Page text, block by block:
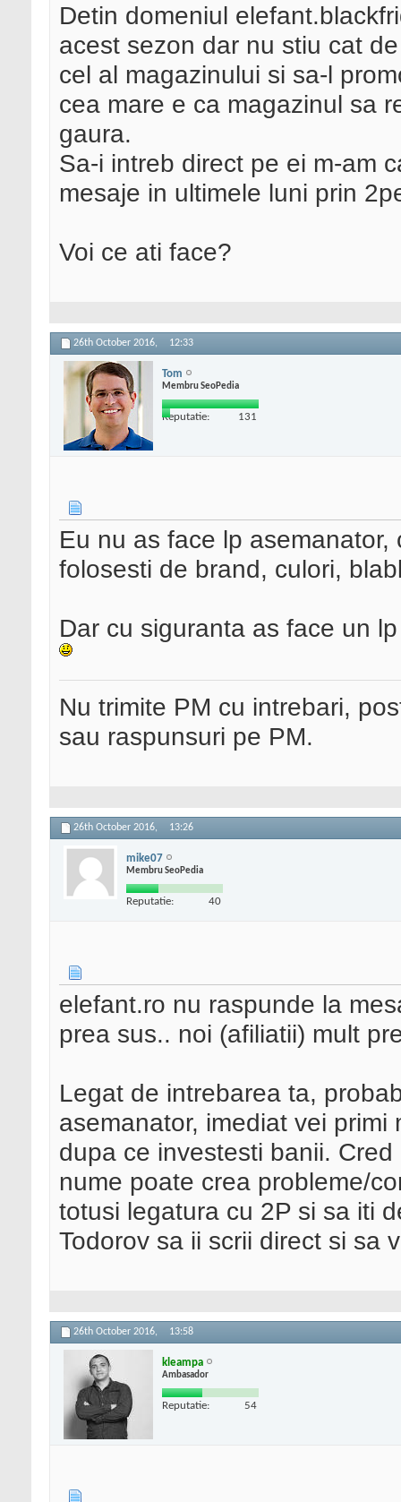
Detin domeniul
acest sezon dar nu stiu cat
cel al magazinului si sa-l
cea mare e ca magazinul sa
gaura.
Sa-i intreb direct pe ei m-am
mesaje in ultimele luni prin
Voi ce ati face?
26th October 2016, 12:33
Tom
Membru SeoPedia
Reputatie: 131
Eu nu as face lp
folosesti de brand, culori,
Dar cu siguranta as face un
Nu trimite PM cu intrebari,
sau raspunsuri pe PM.
26th October 2016, 13:26
mike07
Membru SeoPedia
Reputatie: 40
elefant.ro nu raspunde la
prea sus.. noi (afiliatii) mult
Legat de intrebarea ta,
asemanator, imediat vei primi
dupa ce investesti banii.
nume poate crea probleme/
totusi legatura cu 2P si sa iti
Todorov sa ii scrii direct si sa
26th October 2016, 13:58
kleampa
Ambasador
Reputatie: 54